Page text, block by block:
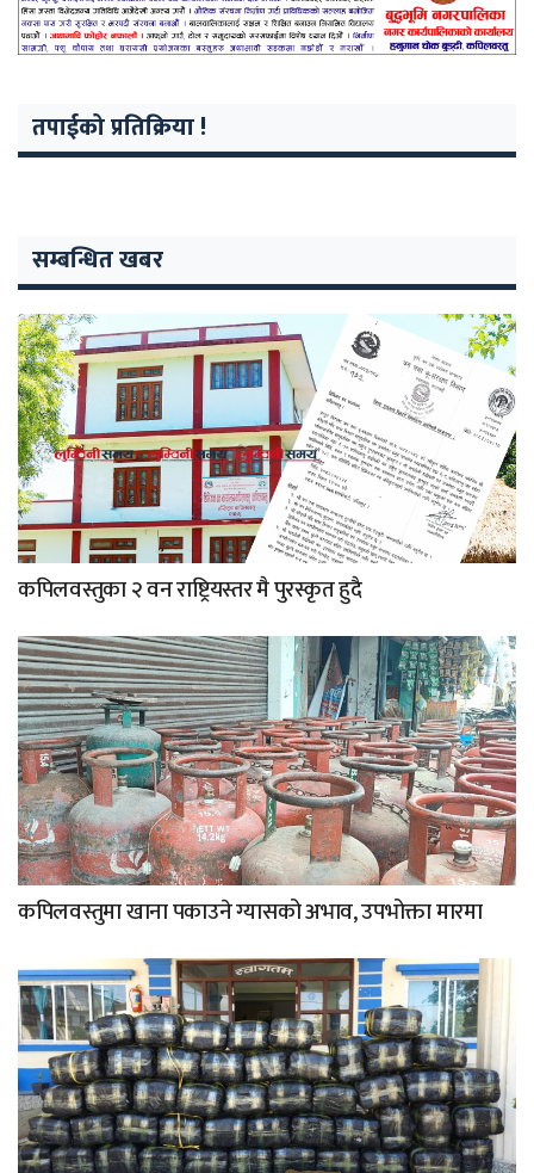
तपाईको प्रतिक्रिया !
सम्बन्धित खबर
कपिलवस्तुका २ वन राष्ट्रियस्तर मै पुरस्कृत हुदै
कपिलवस्तुमा खाना पकाउने ग्यासको अभाव, उपभोक्ता मारमा